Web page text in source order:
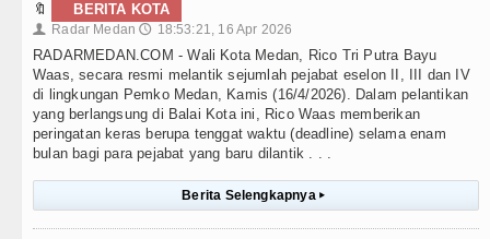
🔖 BERITA KOTA
👤 Radar Medan 🕔 18:53:21, 16 Apr 2026
RADARMEDAN.COM - Wali Kota Medan, Rico Tri Putra Bayu
Waas, secara resmi melantik sejumlah pejabat eselon II, III dan IV
di lingkungan Pemko Medan, Kamis (16/4/2026). Dalam pelantikan
yang berlangsung di Balai Kota ini, Rico Waas memberikan
peringatan keras berupa tenggat waktu (deadline) selama enam
bulan bagi para pejabat yang baru dilantik . . .
Berita Selengkapnya ▸